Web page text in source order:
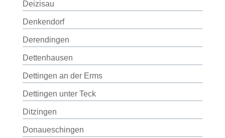
Deizisau
Denkendorf
Derendingen
Dettenhausen
Dettingen an der Erms
Dettingen unter Teck
Ditzingen
Donaueschingen